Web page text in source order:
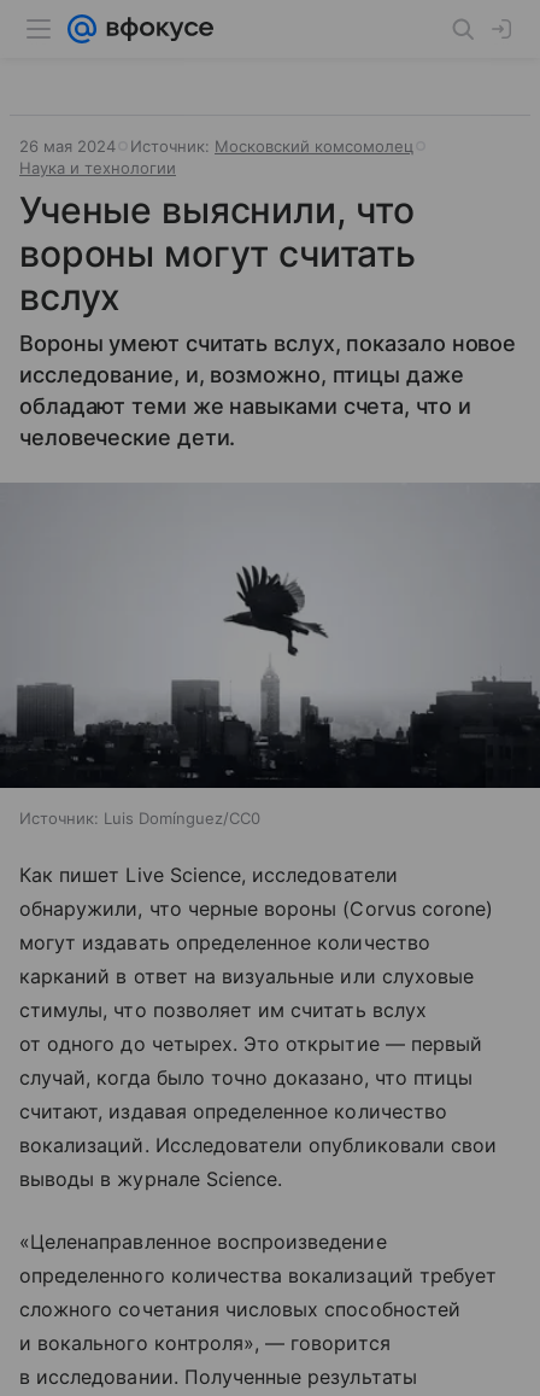
26 мая 2024 Источник: Московский комсомолец
Наука и технологии
Ученые выяснили, что
вороны могут считать
вслух
Вороны умеют считать вслух, показало новое
исследование, и, возможно, птицы даже
обладают теми же навыками счета, что и
человеческие дети.
Источник: Luis Domínguez/CC0
Как пишет Live Science, исследователи
обнаружили, что черные вороны (Corvus corone)
могут издавать определенное количество
карканий в ответ на визуальные или слуховые
стимулы, что позволяет им считать вслух
от одного до четырех. Это открытие — первый
случай, когда было точно доказано, что птицы
считают, издавая определенное количество
вокализаций. Исследователи опубликовали свои
выводы в журнале Science.
«Целенаправленное воспроизведение
определенного количества вокализаций требует
сложного сочетания числовых способностей
и вокального контроля», — говорится
в исследовании. Полученные результаты